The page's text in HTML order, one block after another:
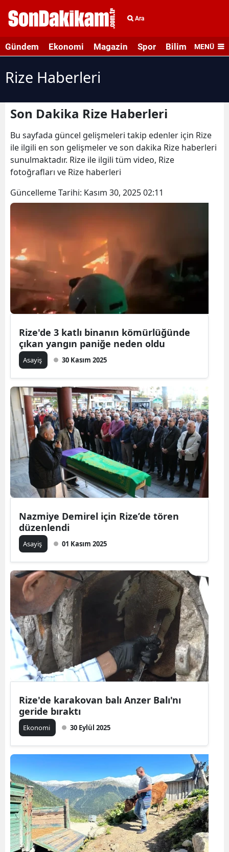
Ara
Gündem Ekonomi Magazin Spor Bilim veMENÜ
Rize Haberleri
Son Dakika Rize Haberleri
Bu sayfada güncel gelişmeleri takip edenler için Rize
ile ilgili en son gelişmeler ve son dakika Rize haberleri
sunulmaktadır. Rize ile ilgili tüm video, Rize
fotoğrafları ve Rize haberleri
Güncelleme Tarihi: Kasım 30, 2025 02:11
Rize'de 3 katlı binanın kömürlüğünde
çıkan yangın paniğe neden oldu
Asayiş 30 Kasım 2025
Nazmiye Demirel için Rize’de tören
düzenlendi
Asayiş 01 Kasım 2025
Rize'de karakovan balı Anzer Balı'nı
geride bıraktı
Ekonomi 30 Eylül 2025